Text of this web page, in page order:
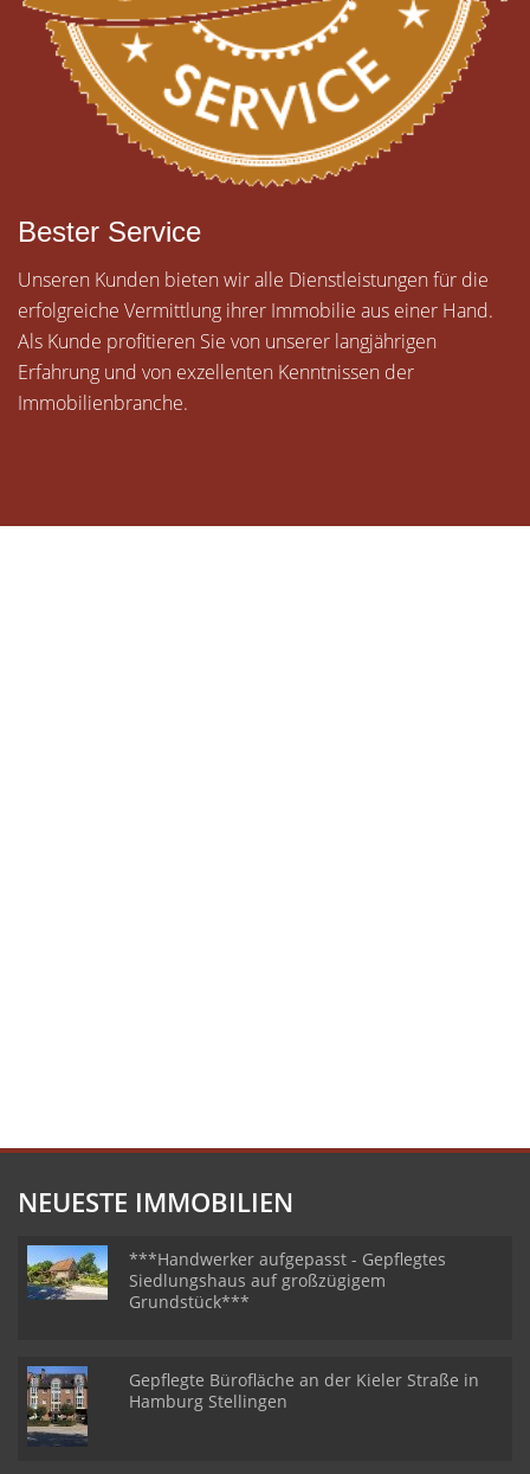
Bester Service
Unseren Kunden bieten wir alle Dienstleistungen für die
erfolgreiche Vermittlung ihrer Immobilie aus einer Hand.
Als Kunde profitieren Sie von unserer langjährigen
Erfahrung und von exzellenten Kenntnissen der
Immobilienbranche.
NEUESTE IMMOBILIEN
***Handwerker aufgepasst - Gepflegtes
Siedlungshaus auf großzügigem
Grundstück***
Gepflegte Bürofläche an der Kieler Straße in
Hamburg Stellingen